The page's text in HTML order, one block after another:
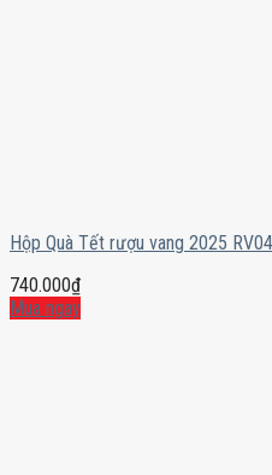
Hộp Quà Tết rượu vang 2025 RV04
740.000₫
Mua ngay